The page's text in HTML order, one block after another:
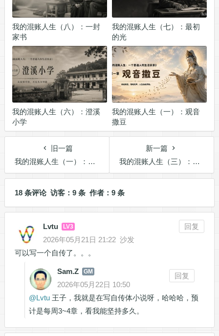
我的混账人生（八）：一封
家书
我的混账人生（七）：最初
的光
我的混账人生（六）：澄溪
小学
我的混账人生（一）：观音
撒豆
旧一篇
我的混账人生（一）：观音撒豆
新一篇
我的混账人生（三）：风波起
18 条评论 访客：9 条 作者：9 条
Lvtu LV3
回复
2026年05月21日 21:22 沙发
可以写一个自传了。。。
Sam.Z GM
回复
2026年05月22日 10:50
@Lvtu王子，我就是在写自传体小说呀，哈哈哈，预
计是每周3~4章，看我能坚持多久。